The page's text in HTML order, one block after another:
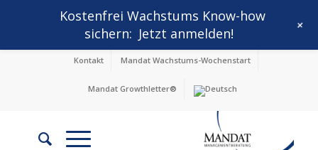
Kontakt Mandat Wachstums-Wochenstart
Mandat Growthletter®
Kostenfrei Wachstums Know-how
sichern: Jetzt anmelden! +